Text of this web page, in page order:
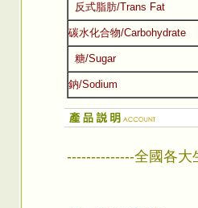
反式脂肪/Trans Fat
碳水化合物/Carbohydrate
糖/Sugar
鈉/Sodium
--------------全國各大